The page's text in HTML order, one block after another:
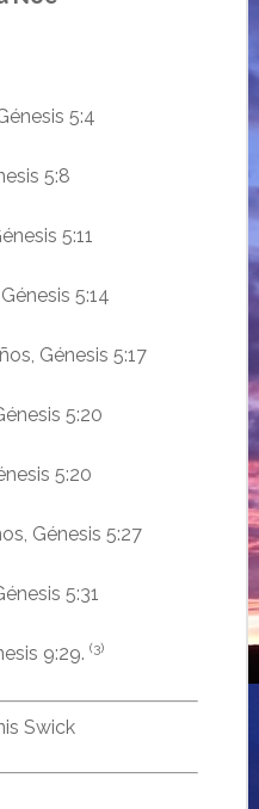
5:4
5:8
5:11
Génesis 5:14
, Génesis 5:17
5:20
5:20
, Génesis 5:27
5:31
9:29. (3)
Swick